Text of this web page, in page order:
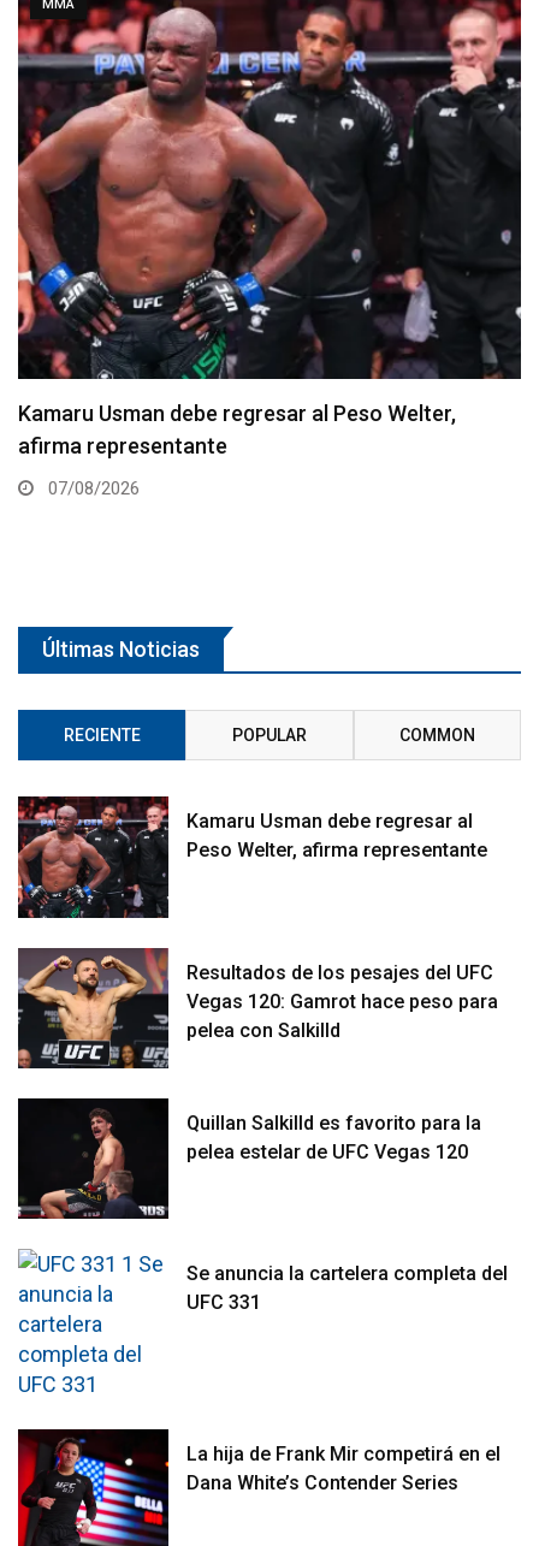
MMA
Resultados de los pesajes del UFC Vegas 120:
Gamrot hace peso para pelea con Salkilld
07/08/2026
Últimas Noticias
RECIENTE POPULAR COMMON
Kamaru Usman debe regresar al
Peso Welter, afirma representante
Resultados de los pesajes del UFC
Vegas 120: Gamrot hace peso para
pelea con Salkilld
Quillan Salkilld es favorito para la
pelea estelar de UFC Vegas 120
Se anuncia la cartelera completa del
UFC 331
La hija de Frank Mir competirá en el
Dana White’s Contender Series